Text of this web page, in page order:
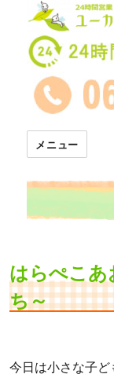
24時間託
メニュー
はらぺこあ
ち～
今日は小さな子